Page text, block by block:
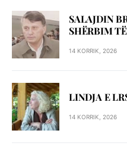
SALAJDIN
SHЁRBIM
14 KORRIK, 2026
LINDJA E
14 KORRIK, 2026